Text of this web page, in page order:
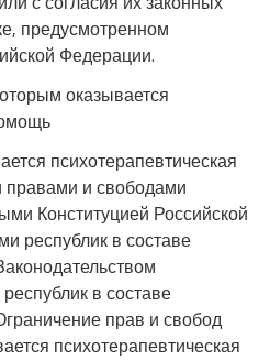
предусмотренном
Федерации.
оказывается
психотерапевтическая
и свободами
Конституцией Российской
республик в составе
в составе
прав и свобод
психотерапевтическая